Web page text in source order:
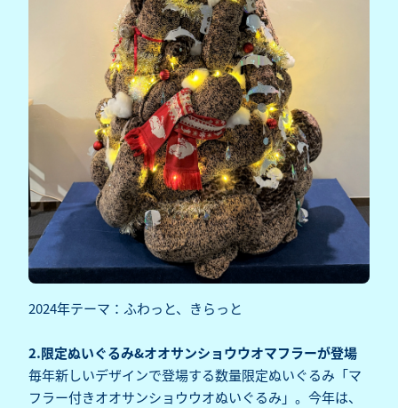
2024年テーマ：ふわっと、きらっと
2.限定ぬいぐるみ&オオサンショウウオマフラーが登場
毎年新しいデザインで登場する数量限定ぬいぐるみ「マ
フラー付きオオサンショウウオぬいぐるみ」。今年は、